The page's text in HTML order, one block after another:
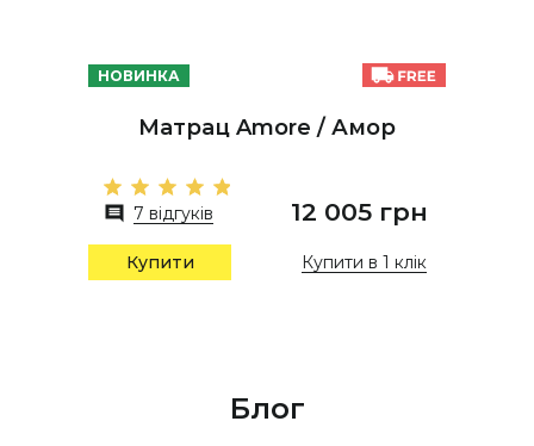
НОВИНКА
Матрац Amore / Амор
7 відгуків 12 005 грн
Купити Купити в 1 клік
Блог